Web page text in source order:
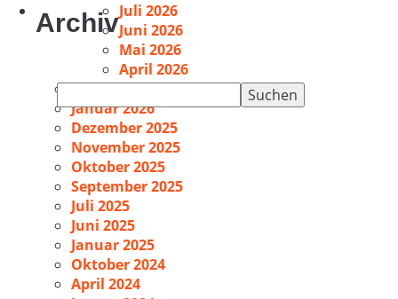
Suchen
nach:
ArchivJuli 2026
Juni 2026
Mai 2026
April 2026
Februar 2026
Januar 2026
Dezember 2025
November 2025
Oktober 2025
September 2025
Juli 2025
Juni 2025
Januar 2025
Oktober 2024
April 2024